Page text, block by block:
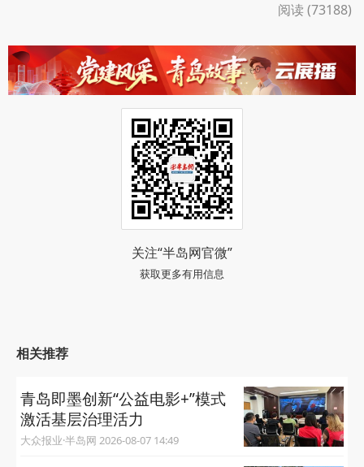
阅读 (73188)
关注“半岛网官微”
获取更多有用信息
相关推荐
青岛即墨创新“公益电影+”模式
激活基层治理活力
大众报业·半岛网 2026-08-07 14:49